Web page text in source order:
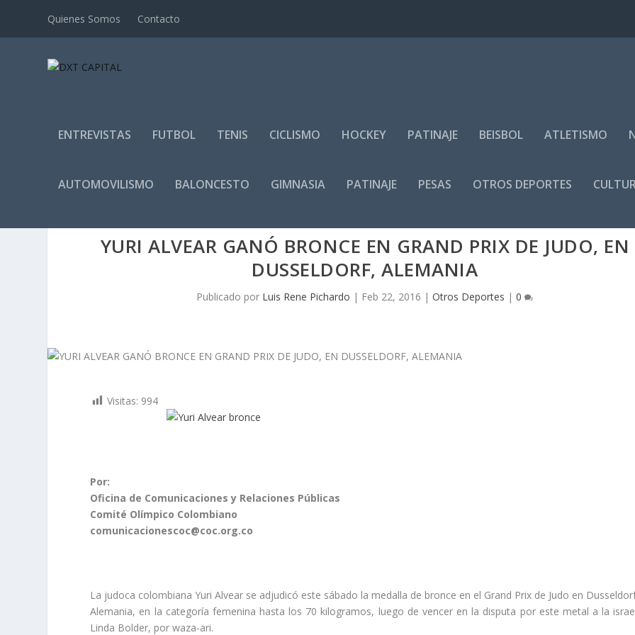
Quienes Somos Contacto
ENTREVISTAS FUTBOL TENIS CICLISMO HOCKEY PATINAJE BEISBOL ATLETISMO
AUTOMOVILISMO BALONCESTO GIMNASIA PATINAJE PESAS OTROS DEPORTES
YURI ALVEAR GANÓ BRONCE EN GRAND PRIX DE JUDO, EN
DUSSELDORF, ALEMANIA
Publicado por Luis Rene Pichardo | Feb 22, 2016 |Otros Deportes |0
Visitas: 994
Por:
Oficina de Comunicaciones y Relaciones Públicas
Comité Olímpico Colombiano
comunicacionescoc@coc.org.co
La judoca colombiana Yuri Alvear se adjudicó este sábado la medalla de bronce en el Grand Prix de Judo en
Alemania, en la categoría femenina hasta los 70 kilogramos, luego de vencer en la disputa por este metal a la
Linda Bolder, por waza-ari.